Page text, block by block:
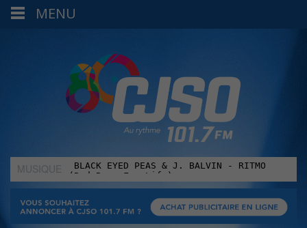
MUSIQUE
:
MENU